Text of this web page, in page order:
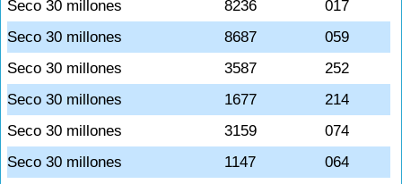
Seco 30 millones
8236
017
Seco 30 millones
8687
059
Seco 30 millones
3587
252
Seco 30 millones
1677
214
Seco 30 millones
3159
074
Seco 30 millones
1147
064